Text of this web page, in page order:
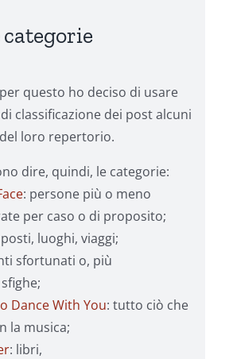
questo ho deciso di usare
classificazione dei post alcuni
loro repertorio.
dire, quindi, le categorie:
: persone più o meno
per caso o di proposito;
luoghi, viaggi;
sfortunati o, più
Dance With You: tutto ciò che
la musica;
: libri,